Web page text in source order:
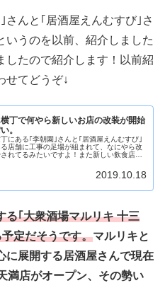
さんと｢居酒屋えんむすび｣さ
いうのを以前、紹介しました
したので紹介します！以前紹
せてどうぞ↓
丁で何やら新しいお店の改装が開始
。
にある｢李朝園｣さんと｢居酒屋えんむすび｣
店舗に工事の足場が組まれて、なにやら改
れてるみたいですよ！また新しい飲食店が
2019.10.18
る｢大衆酒場マルリキ 十三
定だそうです。マルリキと
に展開する居酒屋さんで現在
満店がオープン、その勢い